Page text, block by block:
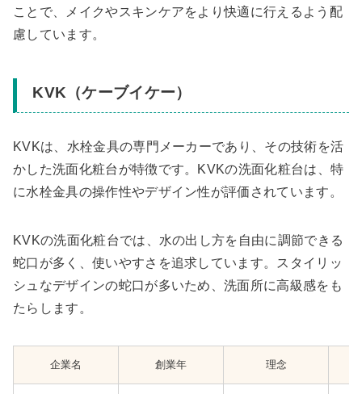
ことで、メイクやスキンケアをより快適に行えるよう配
慮しています。
KVK（ケーブイケー）
KVKは、水栓金具の専門メーカーであり、その技術を活
かした洗面化粧台が特徴です。KVKの洗面化粧台は、特
に水栓金具の操作性やデザイン性が評価されています。
KVKの洗面化粧台では、水の出し方を自由に調節できる
蛇口が多く、使いやすさを追求しています。スタイリッ
シュなデザインの蛇口が多いため、洗面所に高級感をも
たらします。
企業名 創業年 理念